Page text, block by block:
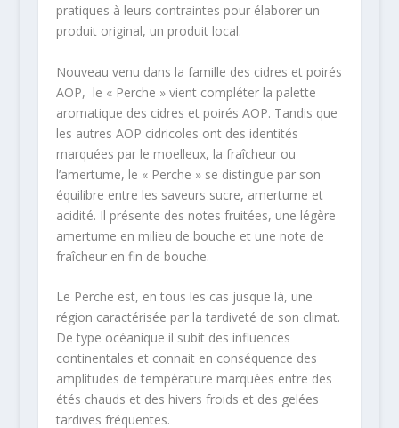
pratiques à leurs contraintes pour élaborer un
produit original, un produit local.
Nouveau venu dans la famille des cidres et poirés
AOP, le « Perche » vient compléter la palette
aromatique des cidres et poirés AOP. Tandis que
les autres AOP cidricoles ont des identités
marquées par le moelleux, la fraîcheur ou
l’amertume, le « Perche » se distingue par son
équilibre entre les saveurs sucre, amertume et
acidité. Il présente des notes fruitées, une légère
amertume en milieu de bouche et une note de
fraîcheur en fin de bouche.
Le Perche est, en tous les cas jusque là, une
région caractérisée par la tardiveté de son climat.
De type océanique il subit des influences
continentales et connait en conséquence des
amplitudes de température marquées entre des
étés chauds et des hivers froids et des gelées
tardives fréquentes.